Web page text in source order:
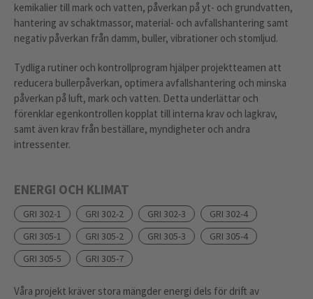
kemikalier till mark och vatten, påverkan på yt- och grundvatten,
hantering av schaktmassor, material- och avfallshantering samt
negativ påverkan från damm, buller, vibrationer och stomljud.
Tydliga rutiner och kontrollprogram hjälper projektteamen att
reducera bullerpåverkan, optimera avfallshantering och minska
påverkan på luft, mark och vatten. Detta underlättar och
förenklar egenkontrollen kopplat till interna krav och lagkrav,
samt även krav från beställare, myndigheter och andra
intressenter.
ENERGI OCH KLIMAT
GRI 302-1 GRI 302-2 GRI 302-3
GRI 302-4
GRI 305-1
GRI 305-2 GRI 305-3
GRI 305-4
GRI 305-5
GRI 305-7
Våra projekt kräver stora mängder energi dels för drift av